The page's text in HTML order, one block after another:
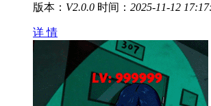
版本： V2.0.0 时间： 2025-11-12
详 情